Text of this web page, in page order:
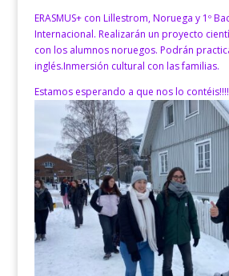
ERASMUS+ con Lillestrom, Noruega y 1º
Internacional. Realizarán un proyecto
con los alumnos noruegos. Podrán
inglés.Inmersión cultural con las familias.
Estamos esperando a que nos lo contéis!!!!